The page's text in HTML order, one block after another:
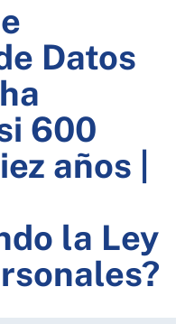
Datos
600
años |
la Ley